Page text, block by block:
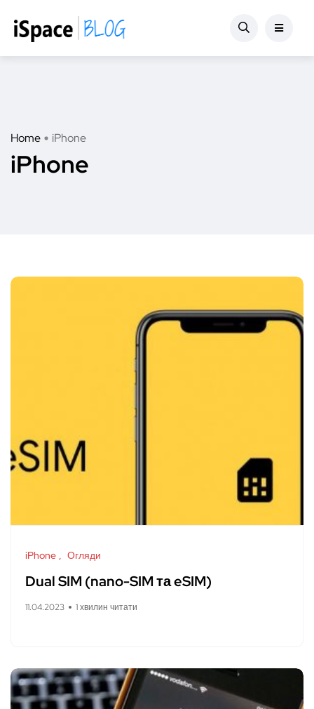
Home iPhone
iPhone
iPhone Огляди
Dual SIM (nano-SIM та eSIM)
11.04.2023 1 хвилин читати